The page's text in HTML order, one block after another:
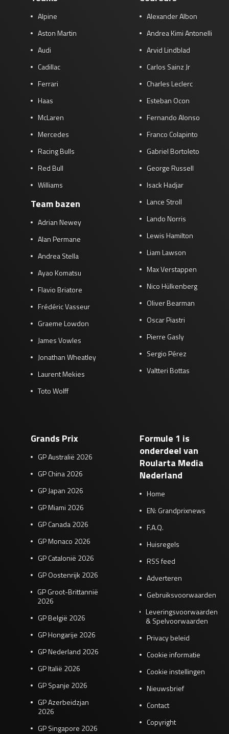
Alpine
Aston Martin
Audi
Cadillac
Ferrari
Haas
McLaren
Mercedes
Racing Bulls
Red Bull
Williams
Team bazen
Adrian Newey
Alan Permane
Andrea Stella
Ayao Komatsu
Flavio Briatore
Frédéric Vasseur
Graeme Lowdon
James Vowles
Jonathan Wheatley
Laurent Mekies
Toto Wolff
Alexander Albon
Andrea Kimi Antonelli
Arvid Lindblad
Carlos Sainz Jr
Charles Leclerc
Esteban Ocon
Fernando Alonso
Franco Colapinto
Gabriel Bortoleto
George Russell
Isack Hadjar
Lance Stroll
Lando Norris
Lewis Hamilton
Liam Lawson
Max Verstappen
Nico Hülkenberg
Oliver Bearman
Oscar Piastri
Pierre Gasly
Sergio Pérez
Valtteri Bottas
Grands Prix
GP Australië 2026
GP China 2026
GP Japan 2026
GP Miami 2026
GP Canada 2026
GP Monaco 2026
GP Catalonië 2026
GP Oostenrijk 2026
GP Groot-Brittannië
2026
GP België 2026
GP Hongarije 2026
GP Nederland 2026
GP Italië 2026
GP Spanje 2026
GP Azerbeidzjan
2026
GP Singapore 2026
Formule 1 is
onderdeel van
Roularta Media
Nederland
Home
EN: Grandprixnews
F.A.Q.
Huisregels
RSS feed
Adverteren
Gebruiksvoorwaarden
Leveringsvoorwaarden
& Spelvoorwaarden
Privacy beleid
Cookie informatie
Cookie instellingen
Nieuwsbrief
Contact
Copyright